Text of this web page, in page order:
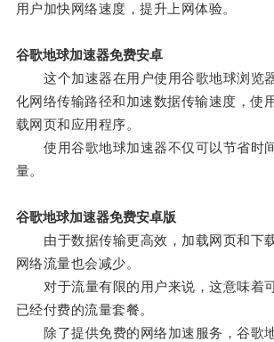
用户加快网络速度，提升上网体验。
谷歌地球加速器免费安卓
这个加速器在用户使用谷歌地球浏览
化网络传输路径和加速数据传输速度，使
载网页和应用程序。
使用谷歌地球加速器不仅可以节省时
量。
谷歌地球加速器免费安卓版
由于数据传输更高效，加载网页和下
网络流量也会减少。
对于流量有限的用户来说，这意味着
已经付费的流量套餐。
除了提供免费的网络加速服务，谷歌